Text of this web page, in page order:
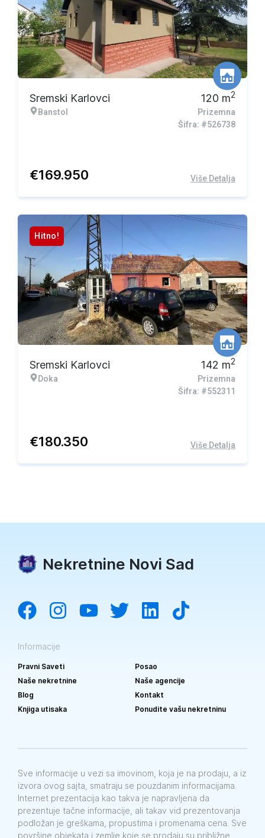
Sremski Karlovci
Banstol
120 m2
Prizemna
Šifra: #526738
€169.950 Više Detalja
Hitno!
Ekskluzivna ponuda
Sremski Karlovci
Doka
142 m2
Prizemna
Šifra: #552311
€180.350 Više Detalja
Nekretnine Novi Sad
Informacije
Pravni Saveti
Posao
Naše nekretnine
Naše agencije
Blog
Kontakt
Knjiga utisaka
Ponudite vašu nekretninu
Sve informacije u vezi sa imovinom, koja je na prodaju, a iz
izvora ovog sajta, smatraju se pouzdanim informacijama.
Internet prezentacija kao takva je napravljena da
prezentuje tačne informacije, ali takav vid prezentovanja
podložan je greškama, propustima i promenama cena. Sve
površine objekata i zemlje koje se prodaju su približne.